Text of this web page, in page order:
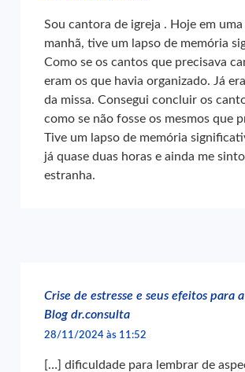
Sou cantora de igreja . Hoje em uma
manhã, tive um lapso de memória
Como se os cantos que precisava
eram os que havia organizado. Já
da missa. Consegui concluir os
como se não fosse os mesmos que
Tive um lapso de memória
já quase duas horas e ainda me
estranha.
Crise de estresse e seus efeitos para a
Blog dr.consulta
28/11/2024 às 11:52
[…] dificuldade para lembrar de